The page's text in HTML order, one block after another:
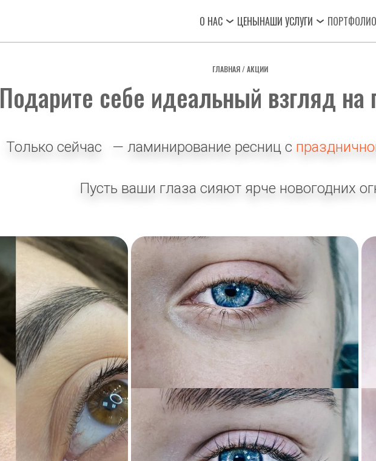
О НАС ЦЕНЫНАШИ УСЛУГИ ПОРТФОЛИО
ГЛАВНАЯ / АКЦИИ
Подарите себе идеальный взгляд на
Только сейчас   — ламинирование ресниц с
Пусть ваши глаза сияют ярче новогодних